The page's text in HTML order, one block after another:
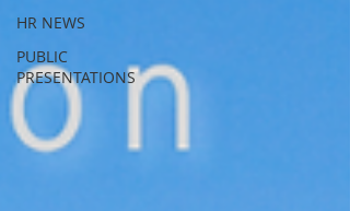
HR NEWS
PUBLIC
PRESENTATIONS